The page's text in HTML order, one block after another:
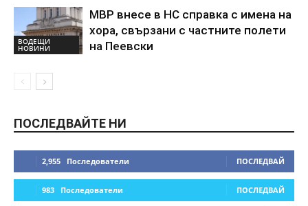
ВОДЕЩИ
НОВИНИ
МВР внесе в НС справка с имена на
хора, свързани с частните полети
на Пеевски
ПОСЛЕДВАЙТЕ НИ
2,955 Последователи ПОСЛЕДВАЙ
983 Последователи ПОСЛЕДВАЙ